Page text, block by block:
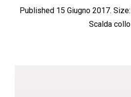
Published 15 Giugno 2017. Size:
Scalda collo